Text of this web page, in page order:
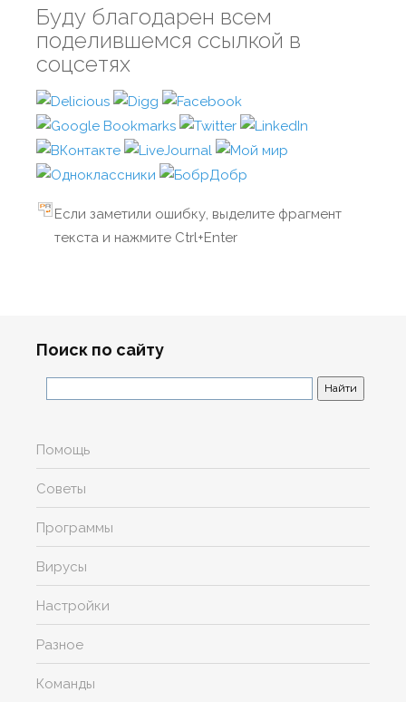
Буду благодарен всем
поделившемся ссылкой в
соцсетях
Если заметили ошибку, выделите фрагмент
текста и нажмите Ctrl+Enter
Поиск по сайту
Помощь
Советы
Программы
Вирусы
Настройки
Разное
Команды